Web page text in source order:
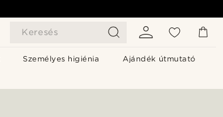
Keresés
Személyes higiénia Ajándék útmutató